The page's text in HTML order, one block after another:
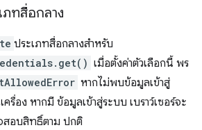
ภทสื่อกลาง
ประเภทสื่อกลางสำหรับ
เมื่อตั้งค่าตัวเลือกนี้ พร
หากไม่พบข้อมูลเข้าสู่
รื่อง หากมี ข้อมูลเข้าสู่ระบบ เบราว์เซอร์จะ
สอบสิทธิ์ตาม ปกติ